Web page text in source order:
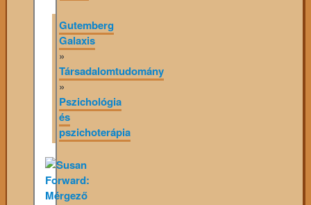
Gutemberg
Galaxis
»
Társadalomtudomány
»
Pszichológia
és
pszichoterápia